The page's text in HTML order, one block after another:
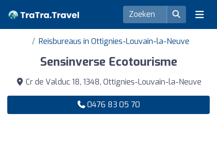
Reisbureaus in Ottignies-Louvain-la-Neuve
Sensinverse Ecotourisme
Cr de Valduc 18, 1348, Ottignies-Louvain-la-Neuve
0476 83 05 70